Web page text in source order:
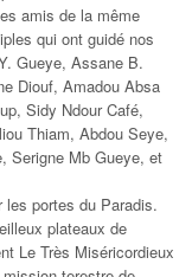
amis de la même
qui ont guidé nos
Gueye, Assane B.
Diouf, Amadou Absa
Sidy Ndour Café,
Thiam, Abdou Seye,
Serigne Mb Gueye, et
portes du Paradis.
plateaux de
Le Très Miséricordieux